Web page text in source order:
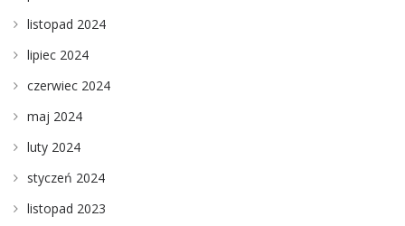
listopad 2024
lipiec 2024
czerwiec 2024
maj 2024
luty 2024
styczeń 2024
listopad 2023